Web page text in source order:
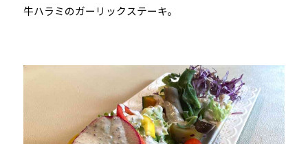
牛ハラミのガーリックステーキ。